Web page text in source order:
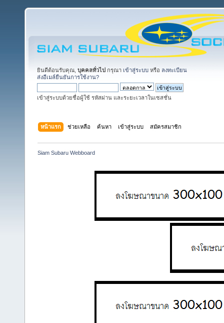
ยินดีต้อนรับคุณ, บุคคลทั่วไป กรุณา เข้าสู่ระบบ หรือ ลงทะเบียน
ส่งอีเมล์ยืนยันการใช้งาน?
เข้าสู่ระบบด้วยชื่อผู้ใช้ รหัสผ่าน และระยะเวลาในเซสชั่น
หน้าแรก ช่วยเหลือ ค้นหา เข้าสู่ระบบ สมัครสมาชิก
Siam Subaru Webboard